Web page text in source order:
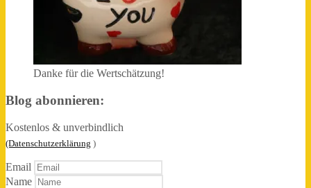
Danke für die Wertschätzung!
Blog abonnieren:
Kostenlos & unverbindlich
(Datenschutzerklärung )
Email
Name